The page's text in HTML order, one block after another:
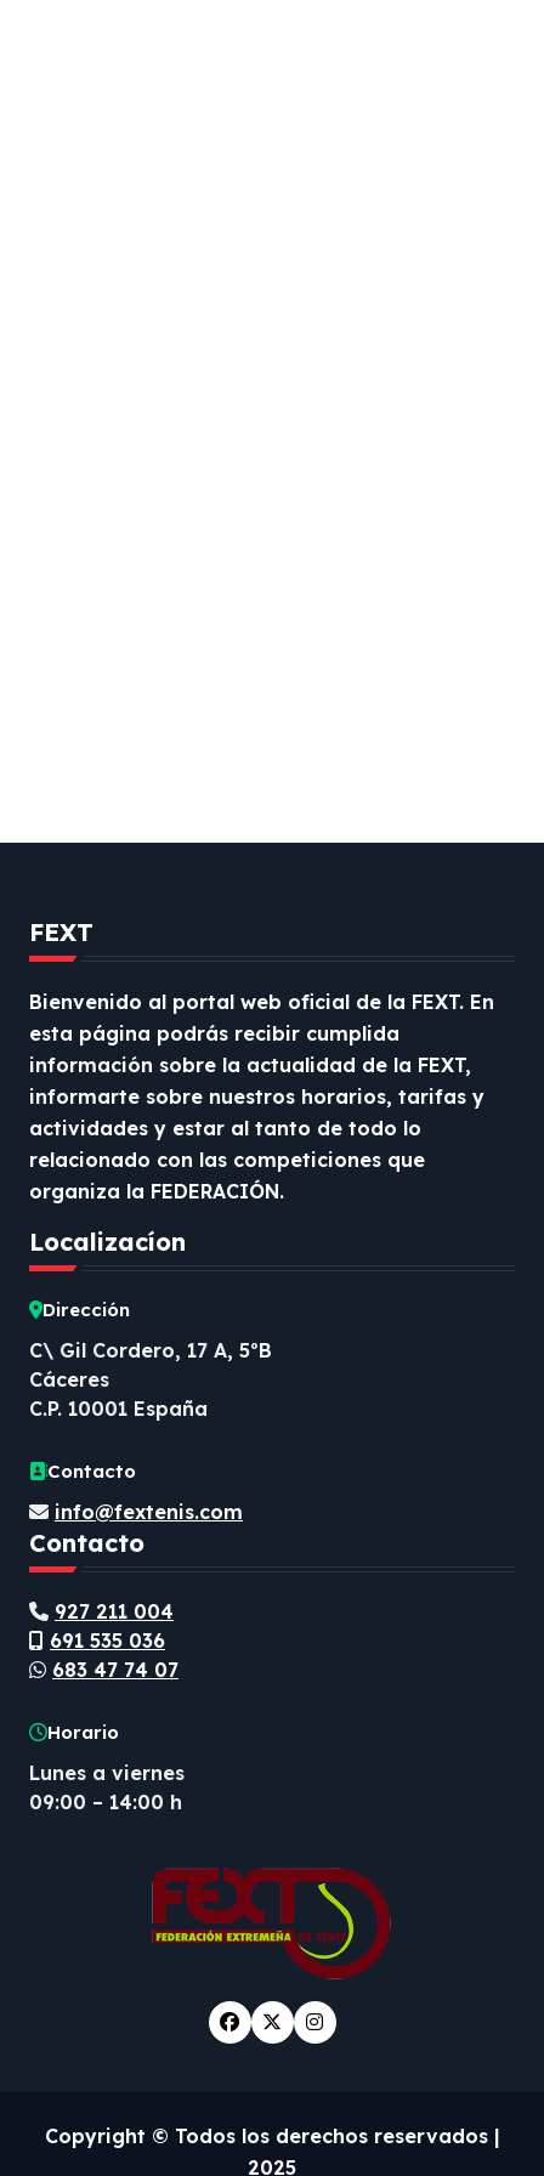
FEXT
Bienvenido al portal web oficial de la FEXT. En
esta página podrás recibir cumplida
información sobre la actualidad de la FEXT,
informarte sobre nuestros horarios, tarifas y
actividades y estar al tanto de todo lo
relacionado con las competiciones que
organiza la FEDERACIÓN.
Localizacíon
Dirección
C\ Gil Cordero, 17 A, 5ºB
Cáceres
C.P. 10001 España
Contacto
info@fextenis.com
Contacto
927 211 004
691 535 036
683 47 74 07
Horario
Lunes a viernes
09:00 – 14:00 h
Copyright © Todos los derechos reservados |
2025